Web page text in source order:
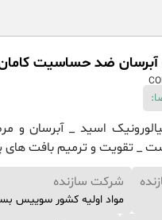
ضد حساسیت کامان حجم 200
اسید _ آبرسان
_ تقویت و ترمیم بافت های
شرکت سازنده
مواد اولیه کشور سوییس